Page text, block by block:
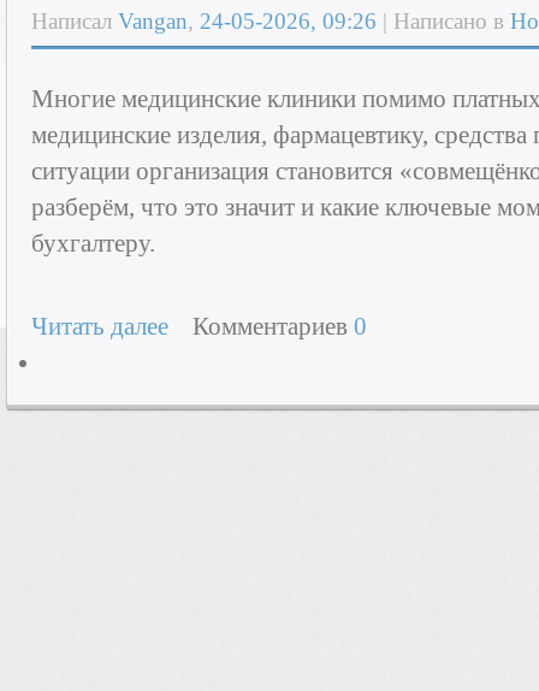
Написал Vangan, 24-05-2026, 09:26 | Написано в
Многие медицинские клиники помимо
медицинские изделия, фармацевтику,
ситуации организация становится
разберём, что это значит и какие ключевые
бухгалтеру.
Читать далее Комментариев 0